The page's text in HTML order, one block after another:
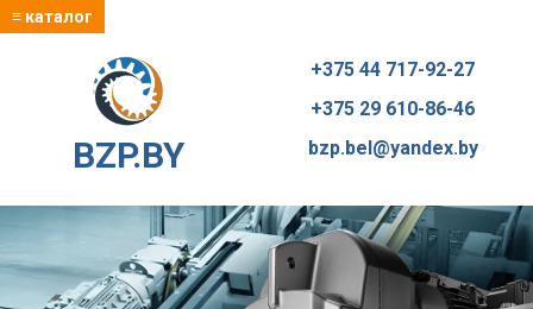
≡ каталог
BZP.BY
+375 44 717-92-27
+375 29 610-86-46
bzp.bel@yandex.by